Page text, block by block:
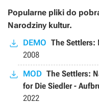
Popularne pliki do
Narodziny kultur.
DEMO The Settlers:
2008
MOD The Settlers:
for Die Siedler -
2022